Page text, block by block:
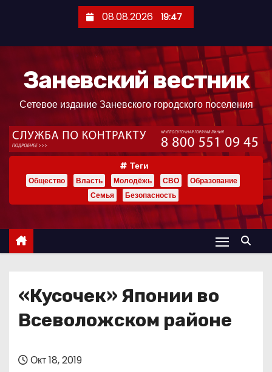
ж
08.08.2026 19:47
Заневский вестник
Сетевое издание Заневского городского поселения
Теги
Общество Власть Молодёжь СВО
Образование
Семья
Безопасность
«Кусочек» Японии во
Всеволожском районе
Окт 18, 2019